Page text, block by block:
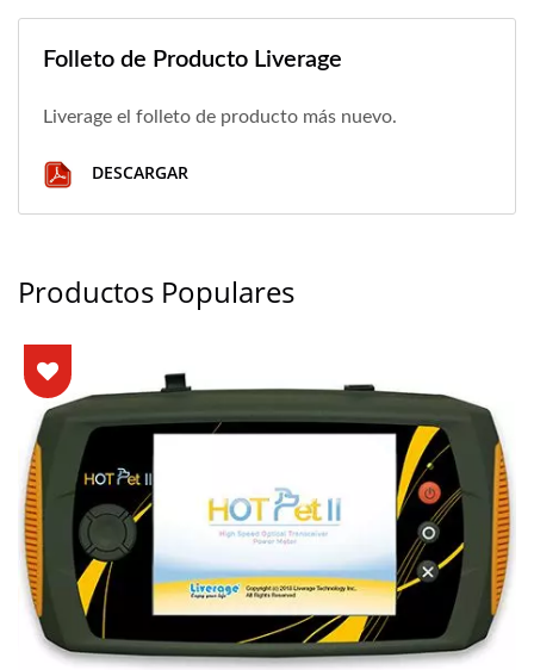
Folleto de Producto Liverage
Liverage el folleto de producto más nuevo.
DESCARGAR
Productos Populares